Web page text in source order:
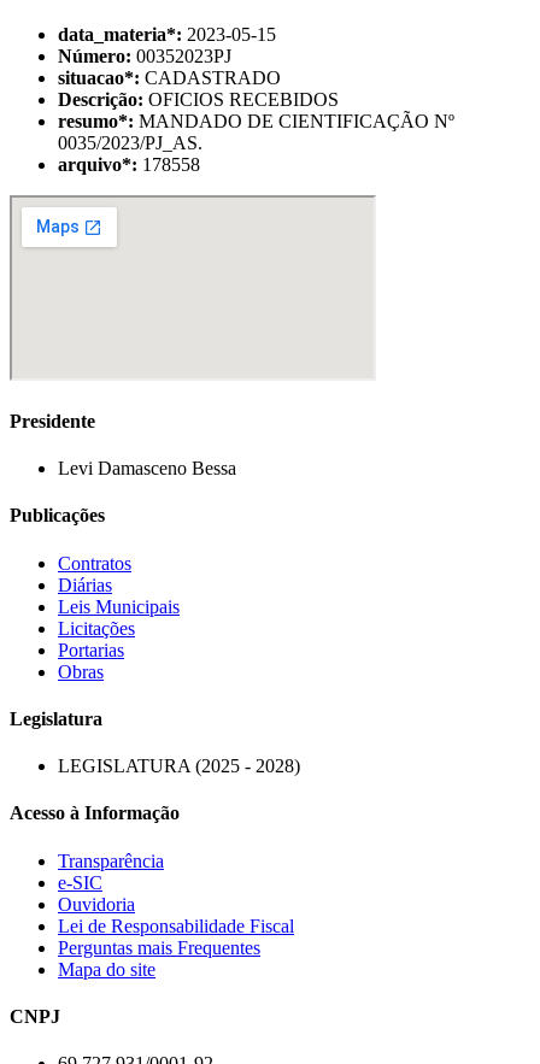
data_materia*: 2023-05-15
Número: 00352023PJ
situacao*: CADASTRADO
Descrição: OFICIOS RECEBIDOS
resumo*: MANDADO DE CIENTIFICAÇÃO Nº
0035/2023/PJ_AS.
arquivo*: 178558
Presidente
Levi Damasceno Bessa
Publicações
Contratos
Diárias
Leis Municipais
Licitações
Portarias
Obras
Legislatura
LEGISLATURA (2025 - 2028)
Acesso à Informação
Transparência
e-SIC
Ouvidoria
Lei de Responsabilidade Fiscal
Perguntas mais Frequentes
Mapa do site
CNPJ